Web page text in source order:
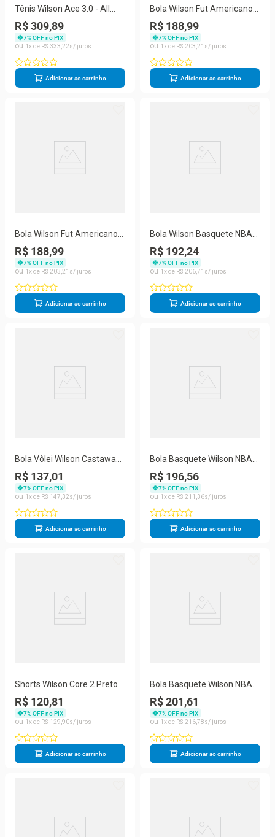
Tênis Wilson Ace 3.0 - All
Court - Preto e Branco
R$ 309,89
7% OFF no PIX
1
R$ 333 22
Adicionar ao carrinho
Bola Wilson Fut Americano
Jr La Charges
WF4010018XBJR
R$ 188,99
7% OFF no PIX
1
R$ 203 21
Adicionar ao carrinho
Bola Wilson Fut Americano
Jr Kansas Chiefs
WF4010016XBJ
R$ 188,99
7% OFF no PIX
1
R$ 203 21
Adicionar ao carrinho
Bola Wilson Basquete NBA
Authent Brasil
WZ3023803XB7
R$ 192,24
7% OFF no PIX
1
R$ 20671
Adicionar ao carrinho
Bola Vôlei Wilson Castaway
Unissex WTH4615XDEF
R$ 137,01
7% OFF no PIX
1
R$ 147 32
Adicionar ao carrinho
Bola Basquete Wilson NBA
Forge Unissex
WTB8203XB07
R$ 196,56
7% OFF no PIX
1
R$ 211 36
Adicionar ao carrinho
Shorts Wilson Core 2 Preto
R$ 120,81
7% OFF no PIX
1
R$ 129 90
Adicionar ao carrinho
Bola Basquete Wilson NBA
Team Warriors Unissex
WZ4024510XB7
R$ 201,61
7% OFF no PIX
1
R$ 21678
Adicionar ao carrinho